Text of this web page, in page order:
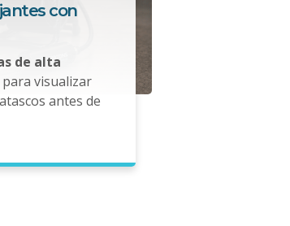
con
de alta
visualizar
antes de